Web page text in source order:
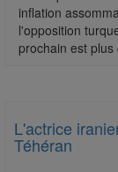
inflation
l'opposition
prochain est
L'actrice
Téhéran